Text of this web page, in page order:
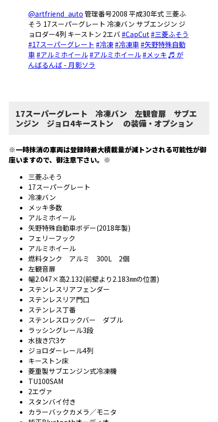
@artfriend_auto 管理番号2008 平成30年式 三菱ふ
そう 17スーパーグレート 冷凍バン サブエンジン ジ
ョロダー4列 キーストン 2エバ#CapCut #三菱ふそう
#17スーパーグレート #冷凍#冷凍車 #矢野特殊自動
車 #アルミホイール#アルミホイール#メッキ ♬ が
んばるんば - 月影ソラ
17スーパーグレート 冷凍バン 左観音扉 サブエ
ンジン ジョロ4キーストン の装備・オプション
※一時抹消の車両は登録時最大積載量が減トンされる可能性が御
座いますので、御注意下さい。※
三菱ふそう
17スーパーグレート
冷凍バン
メッキ多数
アルミホイール
矢野特殊自動車ボデー(2018年製)
フェリーフック
アルミホイール
燃料タンク アルミ 300L 2個
左観音扉
幅2.047×高2.132(前壁より2.183㎜の位置)
ステンレスリアフェンダー
ステンレスリア門口
ステンレス丁番
ステンレスロックバー ダブル
ラッシングレール3段
水抜き穴3ケ
ジョロダーレール4列
キーストン床
菱重製サブエンジン式冷凍機
TU100SAM
2エヴァ
スタンバイ付き
カラーバックカメラ／モニタ